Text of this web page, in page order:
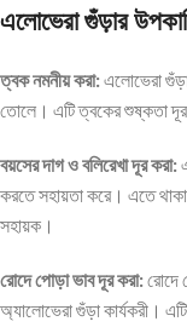
এলোভেরা গুঁড়ার
ত্বক নমনীয় করা:এলোভেরা
তোলে। এটি ত্বকের শুষ্কতা দূর
বয়সের দাগ ও বলিরেখা দূর করা:
করতে সহায়তা করে। এতে থাকা
সহায়ক।
রোদে পোড়া ভাব দূর করা:রোদে
অ্যালোভেরা গুঁড়া কার্যকরী।